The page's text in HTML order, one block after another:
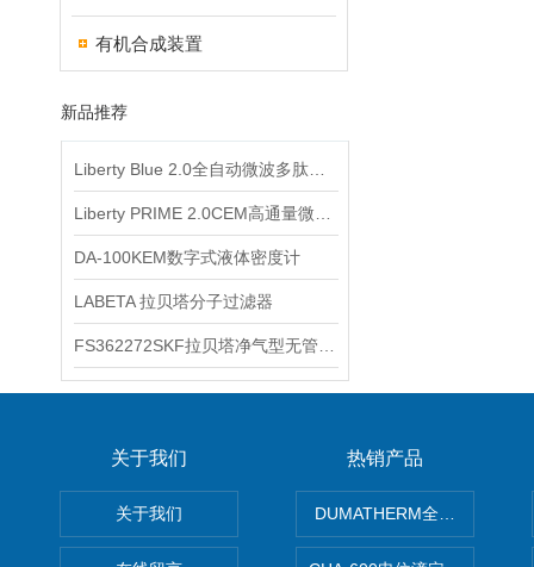
有机合成装置
新品推荐
DA-100KEM数字式液体密度计
LABETA 拉贝塔分子过滤器
关于我们
关于我们
热销产品
DUMATHERM全自动杜马斯